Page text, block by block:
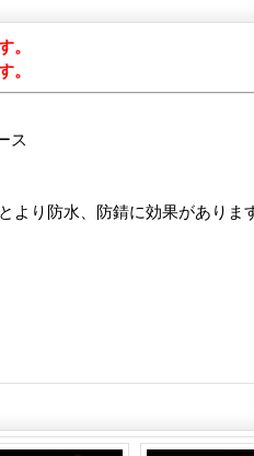
。
。
ス
より防水、防錆に効果がありま